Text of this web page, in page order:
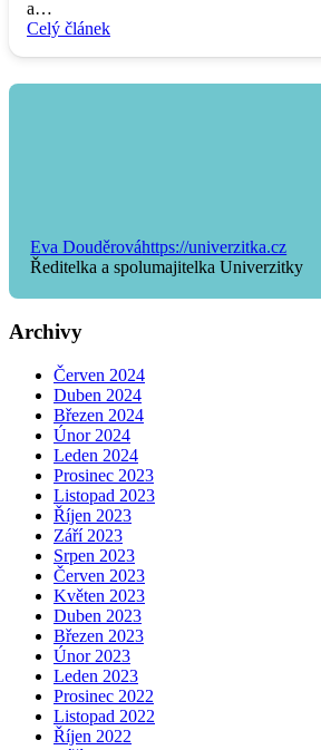
a…
Celý článek
Eva Douděrováhttps://univerzitka.cz
Ředitelka a spolumajitelka Univerzitky
Archivy
Červen 2024
Duben 2024
Březen 2024
Únor 2024
Leden 2024
Prosinec 2023
Listopad 2023
Říjen 2023
Září 2023
Srpen 2023
Červen 2023
Květen 2023
Duben 2023
Březen 2023
Únor 2023
Leden 2023
Prosinec 2022
Listopad 2022
Říjen 2022